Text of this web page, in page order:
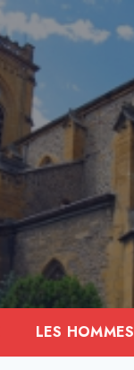
LES HOMMES